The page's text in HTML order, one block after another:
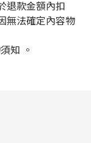
退款金額內扣
無法確定內容物
知 。